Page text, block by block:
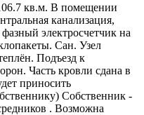
кв.м. В помещении
канализация,
электросчетчик на
Сан. Узел
Подъезд к
Часть кровли сдана в
приносить
Собственник -
. Возможна